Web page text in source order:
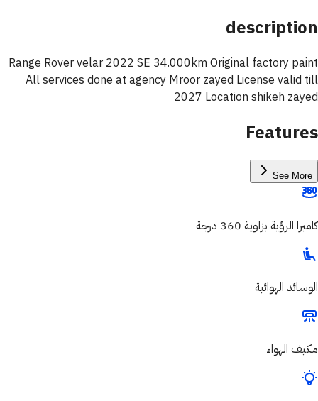
description
Range Rover velar 2022 SE 34.000km Original factory paint
All services done at agency Mroor zayed License valid till
2027 Location shikeh zayed
Features
See More
كاميرا الرؤية بزاوية 360 درجة
الوسائد الهوائية
مكيف الهواء